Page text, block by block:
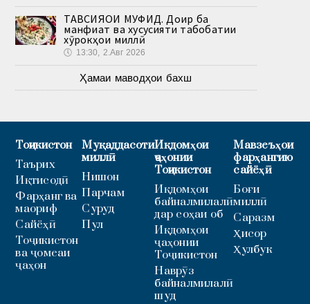
ТАВСИЯҲОИ МУФИД. Доир ба
манфиат ва хусусияти табобатии
хӯрокҳои миллӣ
🕔 13:30, 2.Авг 2026
Ҳамаи маводҳои бахш
Тоҷикистон
Таърих
Иқтисодӣ
Фарҳанг ва
маориф
Сайёҳӣ
Тоҷикистон
ва ҷомеаи
ҷаҳон
Муқаддасоти
миллӣ
Нишон
Парчам
Суруд
Пул
Иқдомҳои
ҷаҳонии
Тоҷикистон
Иқдомҳои
байналмилалӣ
дар соҳаи об
Иқдомҳои
ҷаҳонии
Тоҷикистон
Наврӯз
байналмилалӣ
шуд
Мавзеъҳои
фарҳангию
сайёҳӣ
Боғи
миллӣ
Саразм
Ҳисор
Ҳулбук